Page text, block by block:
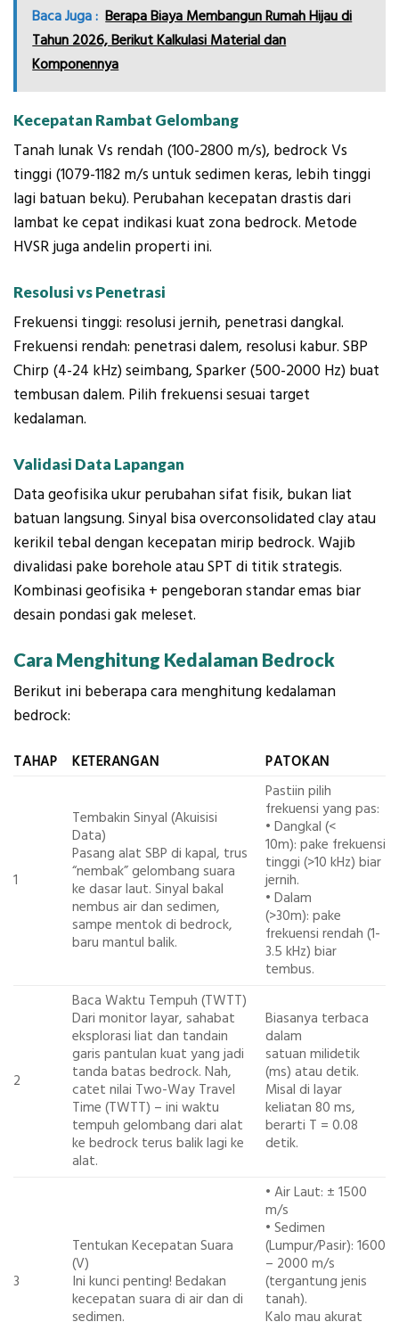
Baca Juga : Berapa Biaya Membangun Rumah Hijau di
Tahun 2026, Berikut Kalkulasi Material dan
Komponennya
Kecepatan Rambat Gelombang
Tanah lunak Vs rendah (100-2800 m/s), bedrock Vs
tinggi (1079-1182 m/s untuk sedimen keras, lebih tinggi
lagi batuan beku). Perubahan kecepatan drastis dari
lambat ke cepat indikasi kuat zona bedrock. Metode
HVSR juga andelin properti ini.
Resolusi vs Penetrasi
Frekuensi tinggi: resolusi jernih, penetrasi dangkal.
Frekuensi rendah: penetrasi dalem, resolusi kabur. SBP
Chirp (4-24 kHz) seimbang, Sparker (500-2000 Hz) buat
tembusan dalem. Pilih frekuensi sesuai target
kedalaman.
Validasi Data Lapangan
Data geofisika ukur perubahan sifat fisik, bukan liat
batuan langsung. Sinyal bisa overconsolidated clay atau
kerikil tebal dengan kecepatan mirip bedrock. Wajib
divalidasi pake borehole atau SPT di titik strategis.
Kombinasi geofisika + pengeboran standar emas biar
desain pondasi gak meleset.
Cara Menghitung Kedalaman Bedrock
Berikut ini beberapa cara menghitung kedalaman
bedrock:
TAHAP KETERANGAN PATOKAN
1
Tembakin Sinyal (Akuisisi
Data)
Pasang alat SBP di kapal, trus
“nembak” gelombang suara
ke dasar laut. Sinyal bakal
nembus air dan sedimen,
sampe mentok di bedrock,
baru mantul balik.
Pastiin pilih
frekuensi yang pas:
• Dangkal (<
10m): pake frekuensi
tinggi (>10 kHz) biar
jernih.
• Dalam
(>30m): pake
frekuensi rendah (1-
3.5 kHz) biar
tembus.
2
Baca Waktu Tempuh (TWTT)
Dari monitor layar, sahabat
eksplorasi liat dan tandain
garis pantulan kuat yang jadi
tanda batas bedrock. Nah,
catet nilai Two-Way Travel
Time (TWTT) – ini waktu
tempuh gelombang dari alat
ke bedrock terus balik lagi ke
alat.
Biasanya terbaca
dalam
satuan milidetik
(ms) atau detik.
Misal di layar
keliatan 80 ms,
berarti T = 0.08
detik.
3
Tentukan Kecepatan Suara
(V)
Ini kunci penting! Bedakan
kecepatan suara di air dan di
sedimen.
• Air Laut: ± 1500
m/s
• Sedimen
(Lumpur/Pasir): 1600
– 2000 m/s
(tergantung jenis
tanah).
Kalo mau akurat